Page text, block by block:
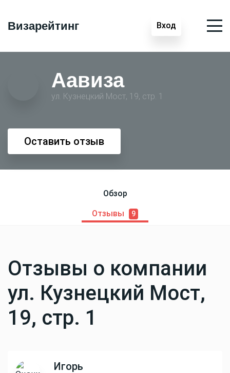
Визарейтинг Вход
Аавиза
ул. Кузнецкий Мост, 19, стр. 1
Оставить отзыв
Обзор
Отзывы 9
Отзывы о компании
ул. Кузнецкий Мост,
19, стр. 1
Игорь